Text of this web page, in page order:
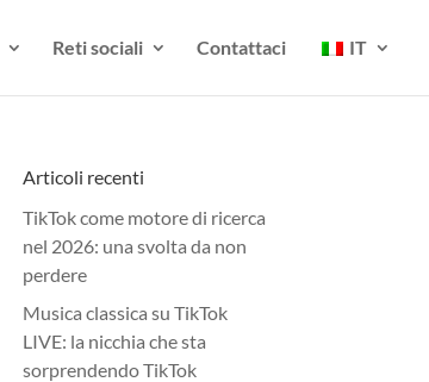
Reti sociali Contattaci IT
Articoli recenti
TikTok come motore di ricerca
nel 2026: una svolta da non
perdere
Musica classica su TikTok
LIVE: la nicchia che sta
sorprendendo TikTok